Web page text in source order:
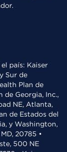
país: Kaiser
Sur de
Plan de
de Georgia, Inc.,
NE, Atlanta,
de Estados del
y Washington,
20785 •
500 NE